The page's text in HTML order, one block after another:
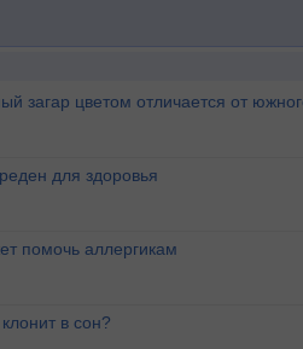
загар цветом отличается от
для здоровья
помочь аллергикам
в сон?